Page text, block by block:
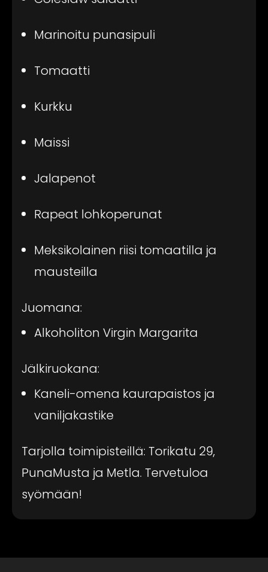
Marinoitu punasipuli
Tomaatti
Kurkku
Maissi
Jalapenot
Rapeat lohkoperunat
Meksikolainen riisi tomaatilla ja
mausteilla
Juomana:
Alkoholiton Virgin Margarita
Jälkiruokana:
Kaneli-omena kaurapaistos ja
vaniljakastike
Tarjolla toimipisteillä: Torikatu 29,
PunaMusta ja Metla. Tervetuloa
syömään!